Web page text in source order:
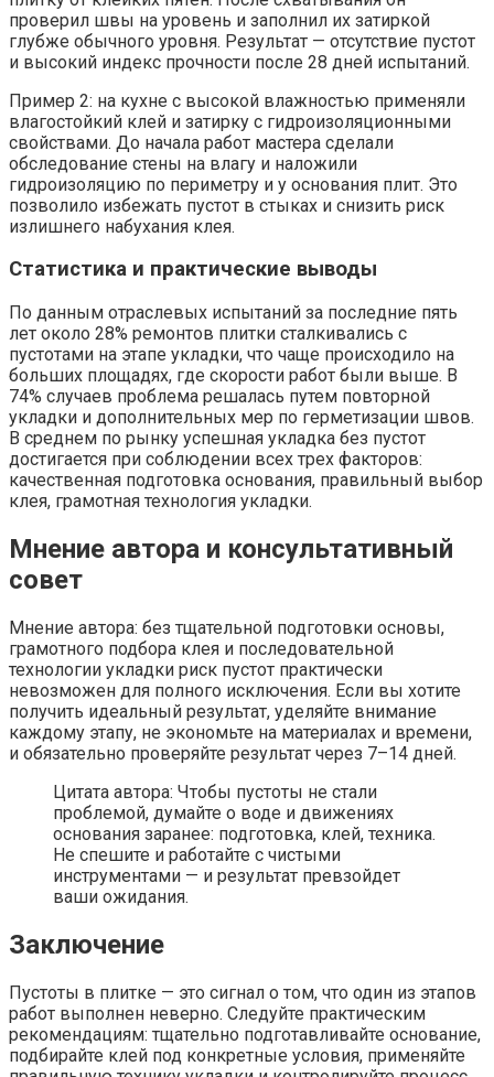
проверил швы на уровень и заполнил их затиркой
глубже обычного уровня. Результат — отсутствие пустот
и высокий индекс прочности после 28 дней испытаний.
Пример 2: на кухне с высокой влажностью применяли
влагостойкий клей и затирку с гидроизоляционными
свойствами. До начала работ мастера сделали
обследование стены на влагу и наложили
гидроизоляцию по периметру и у основания плит. Это
позволило избежать пустот в стыках и снизить риск
излишнего набухания клея.
Статистика и практические выводы
По данным отраслевых испытаний за последние пять
лет около 28% ремонтов плитки сталкивались с
пустотами на этапе укладки, что чаще происходило на
больших площадях, где скорости работ были выше. В
74% случаев проблема решалась путем повторной
укладки и дополнительных мер по герметизации швов.
В среднем по рынку успешная укладка без пустот
достигается при соблюдении всех трех факторов:
качественная подготовка основания, правильный выбор
клея, грамотная технология укладки.
Мнение автора и консультативный
совет
Мнение автора: без тщательной подготовки основы,
грамотного подбора клея и последовательной
технологии укладки риск пустот практически
невозможен для полного исключения. Если вы хотите
получить идеальный результат, уделяйте внимание
каждому этапу, не экономьте на материалах и времени,
и обязательно проверяйте результат через 7–14 дней.
Цитата автора: Чтобы пустоты не стали
проблемой, думайте о воде и движениях
основания заранее: подготовка, клей, техника.
Не спешите и работайте с чистыми
инструментами — и результат превзойдет
ваши ожидания.
Заключение
Пустоты в плитке — это сигнал о том, что один из этапов
работ выполнен неверно. Следуйте практическим
рекомендациям: тщательно подготавливайте основание,
подбирайте клей под конкретные условия, применяйте